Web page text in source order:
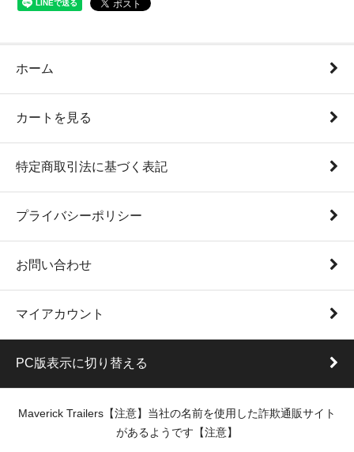
ホーム
カートを見る
特定商取引法に基づく表記
プライバシーポリシー
お問い合わせ
マイアカウント
PC版表示に切り替える
Maverick Trailers【注意】当社の名前を使用した詐欺通販サイト
があるようです【注意】